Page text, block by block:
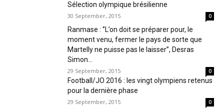
Sélection olympique brésilienne
30 September, 2015 0
Ranmase : ‘’L’on doit se préparer pour, le
moment venu, fermer le pays de sorte que
Martelly ne puisse pas le laisser’’, Desras
Simon...
29 September, 2015 0
Football/JO 2016 : les vingt olympiens retenus
pour la dernière phase
29 September, 2015 0